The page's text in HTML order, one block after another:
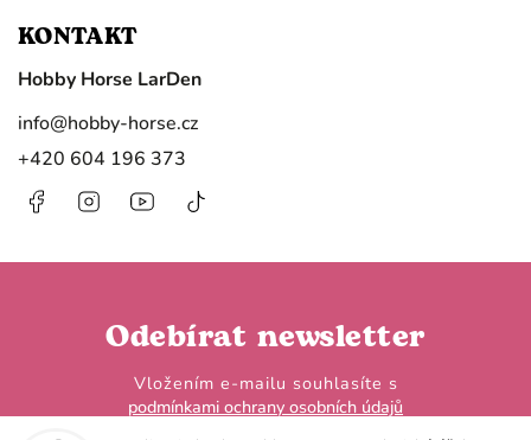
Odebírat newsletter
Vložením e-mailu souhlasíte s
podmínkami ochrany osobních údajů
KONTAKT
Hobby Horse LarDen
info@hobby-horse.cz
+420 604 196 373
FacebookInstagramhttps://www.youtube.com/